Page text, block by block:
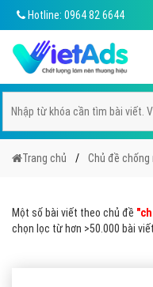
Hotline: 0964 82 6644
Trang chủ Chủ đề
Một số bài viết theo chủ đề
chọn lọc từ hơn >50.000 bài